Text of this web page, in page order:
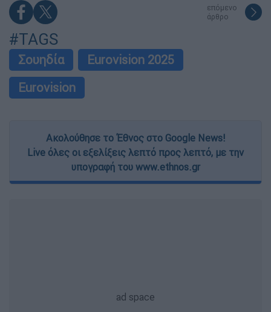
επόμενο
άρθρο
#TAGS
Σουηδία
Eurovision 2025
Eurovision
Ακολούθησε το Έθνος στο Google News!
Live όλες οι εξελίξεις λεπτό προς λεπτό, με την
υπογραφή του www.ethnos.gr